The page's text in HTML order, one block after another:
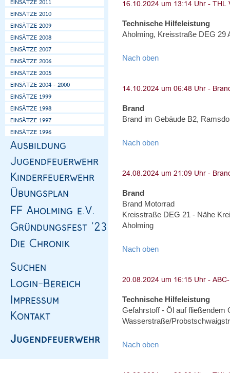
Technische Hilfeleistung
Aholming, Kreisstraße DEG 29
Nach oben
Brand
Brand im Gebäude B2,
Nach oben
Brand
Brand Motorrad
Kreisstraße DEG 21 - Nähe
Aholming
Nach oben
Technische Hilfeleistung
Gefahrstoff - Öl auf fließendem
Wasserstraße/
Nach oben